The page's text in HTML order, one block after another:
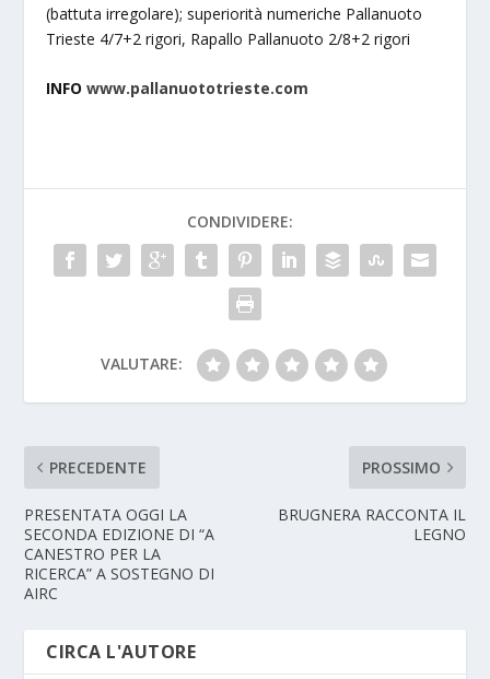
(battuta irregolare); superiorità numeriche Pallanuoto
Trieste 4/7+2 rigori, Rapallo Pallanuoto 2/8+2 rigori
INFOwww.pallanuototrieste.com
CONDIVIDERE:
VALUTARE:
PRECEDENTE
PRESENTATA OGGI LA
SECONDA EDIZIONE DI “A
CANESTRO PER LA
RICERCA” A SOSTEGNO DI
AIRC
PROSSIMO
BRUGNERA RACCONTA IL
LEGNO
CIRCA L'AUTORE